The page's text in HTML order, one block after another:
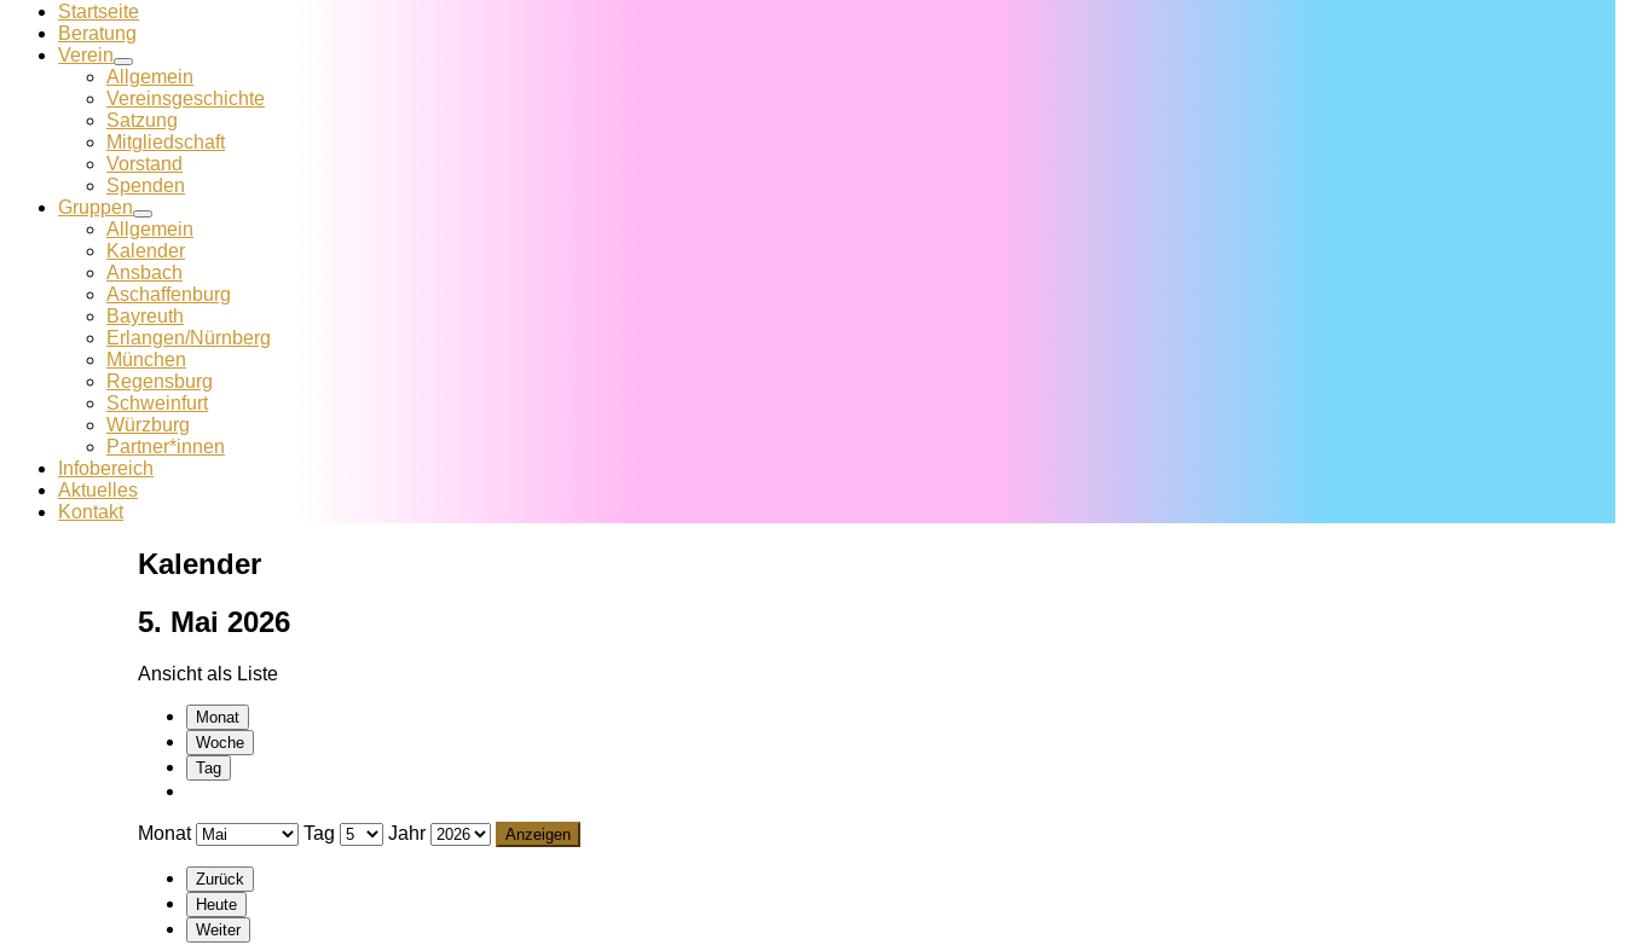
Startseite
Beratung
Verein
Allgemein
Vereins­geschichte
Satzung
Mitglied­schaft
Vorstand
Spenden
Gruppen
Allgemein
Kalender
Ansbach
Aschaffenburg
Bayreuth
Erlangen/Nürnberg
München
Regensburg
Schweinfurt
Würzburg
Partner*innen
Infobereich
Aktuelles
Kontakt
Kalender
5. Mai 2026
Ansicht als Liste
Monat
Woche
Tag
Monat Tag Jahr
Zurück
Heute
Weiter